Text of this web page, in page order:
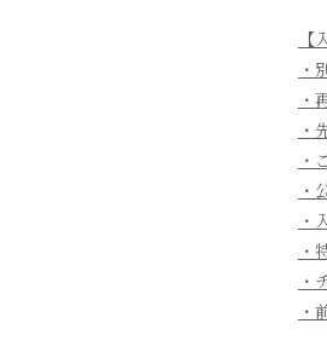
・
・
・
・
・
・
・
・
・